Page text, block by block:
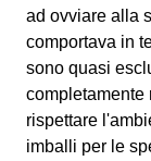
ad ovviare alla
comportava in
sono quasi
completamente
rispettare
imballi per le